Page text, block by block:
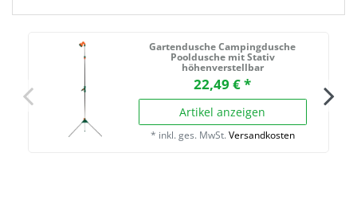
Gartendusche Campingdusche
Pooldusche mit Stativ
höhenverstellbar
22,49 € *
Artikel anzeigen
* inkl. ges. MwSt. Versandkosten